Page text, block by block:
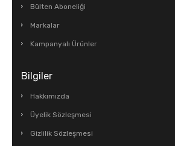
Bülten Aboneliği
Markalar
Kampanyalı Ürünler
Bilgiler
Hakkımızda
Üyelik Sözleşmesi
Gizlilik Sözleşmesi